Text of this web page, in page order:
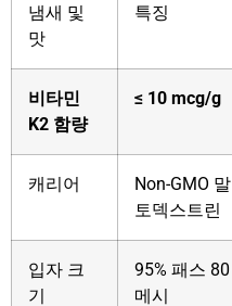
냄새 및
맛
특징
비타민
K2 함량
≤ 10 mcg/g
캐리어
Non-GMO 말
토덱스트린
입자 크
기
95% 패스 80
메시